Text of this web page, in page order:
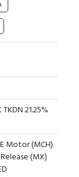
21.25%
Motor (MCH)
(MX)